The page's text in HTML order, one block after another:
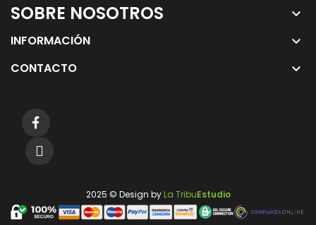
SOBRE NOSOTROS keyboard_arrow_down
INFORMACIÓN keyboard_arrow_down
CONTACTO keyboard_arrow_down
2025 © Design by La TribuEstudio